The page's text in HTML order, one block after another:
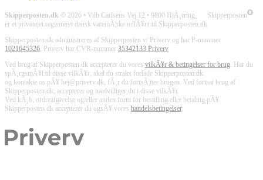
Skipperposten.dk © 2026 • Vilh Carlsens Vej 12 • 9800 HjÃ¸rring Skipperposten
er et privatejet registreret dansk varemÃ¦rke udlÃ¥nt til Skipperposten.dk
Skipperposten.dk administreres af Skipperposten v/ Priverv og har P-nummer
1021645326 . Priverv har CVR-nummer 35342133 Priverv
Ved brug af Skipperposten.dk accepterer du vores vilkÃ¥r & betingelser for brug . Har du
spÃ¸rgsmÃ¥l til disse vilkÃ¥r, skal du straks forlade Skipperposten.dk
og kontakte os pÃ¥ hej@priverv.dk, fÃ¸r du fortsÃ¦tter brugen. Ved fortsat brug af
Skipperposten.dk, accepterer og medvilliger du i disse vilkÃ¥r.
Ved kÃ¸b, ordreafgivelse og/eller anden form for bestilling eller betaling pÃ¥
Skipperposten.dk accepterer du ogsÃ¥ vores handelsbetingelser.